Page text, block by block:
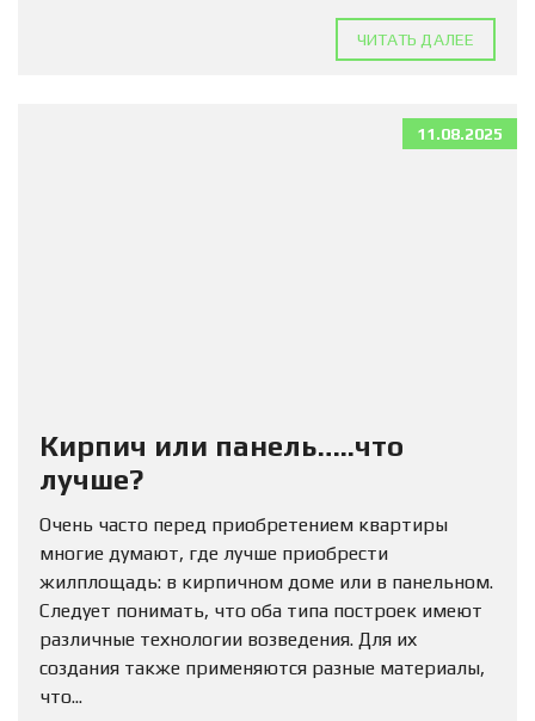
ЧИТАТЬ ДАЛЕЕ
11.08.2025
Кирпич или панель…..что
лучше?
Очень часто перед приобретением квартиры
многие думают, где лучше приобрести
жилплощадь: в кирпичном доме или в панельном.
Следует понимать, что оба типа построек имеют
различные технологии возведения. Для их
создания также применяются разные материалы,
что...